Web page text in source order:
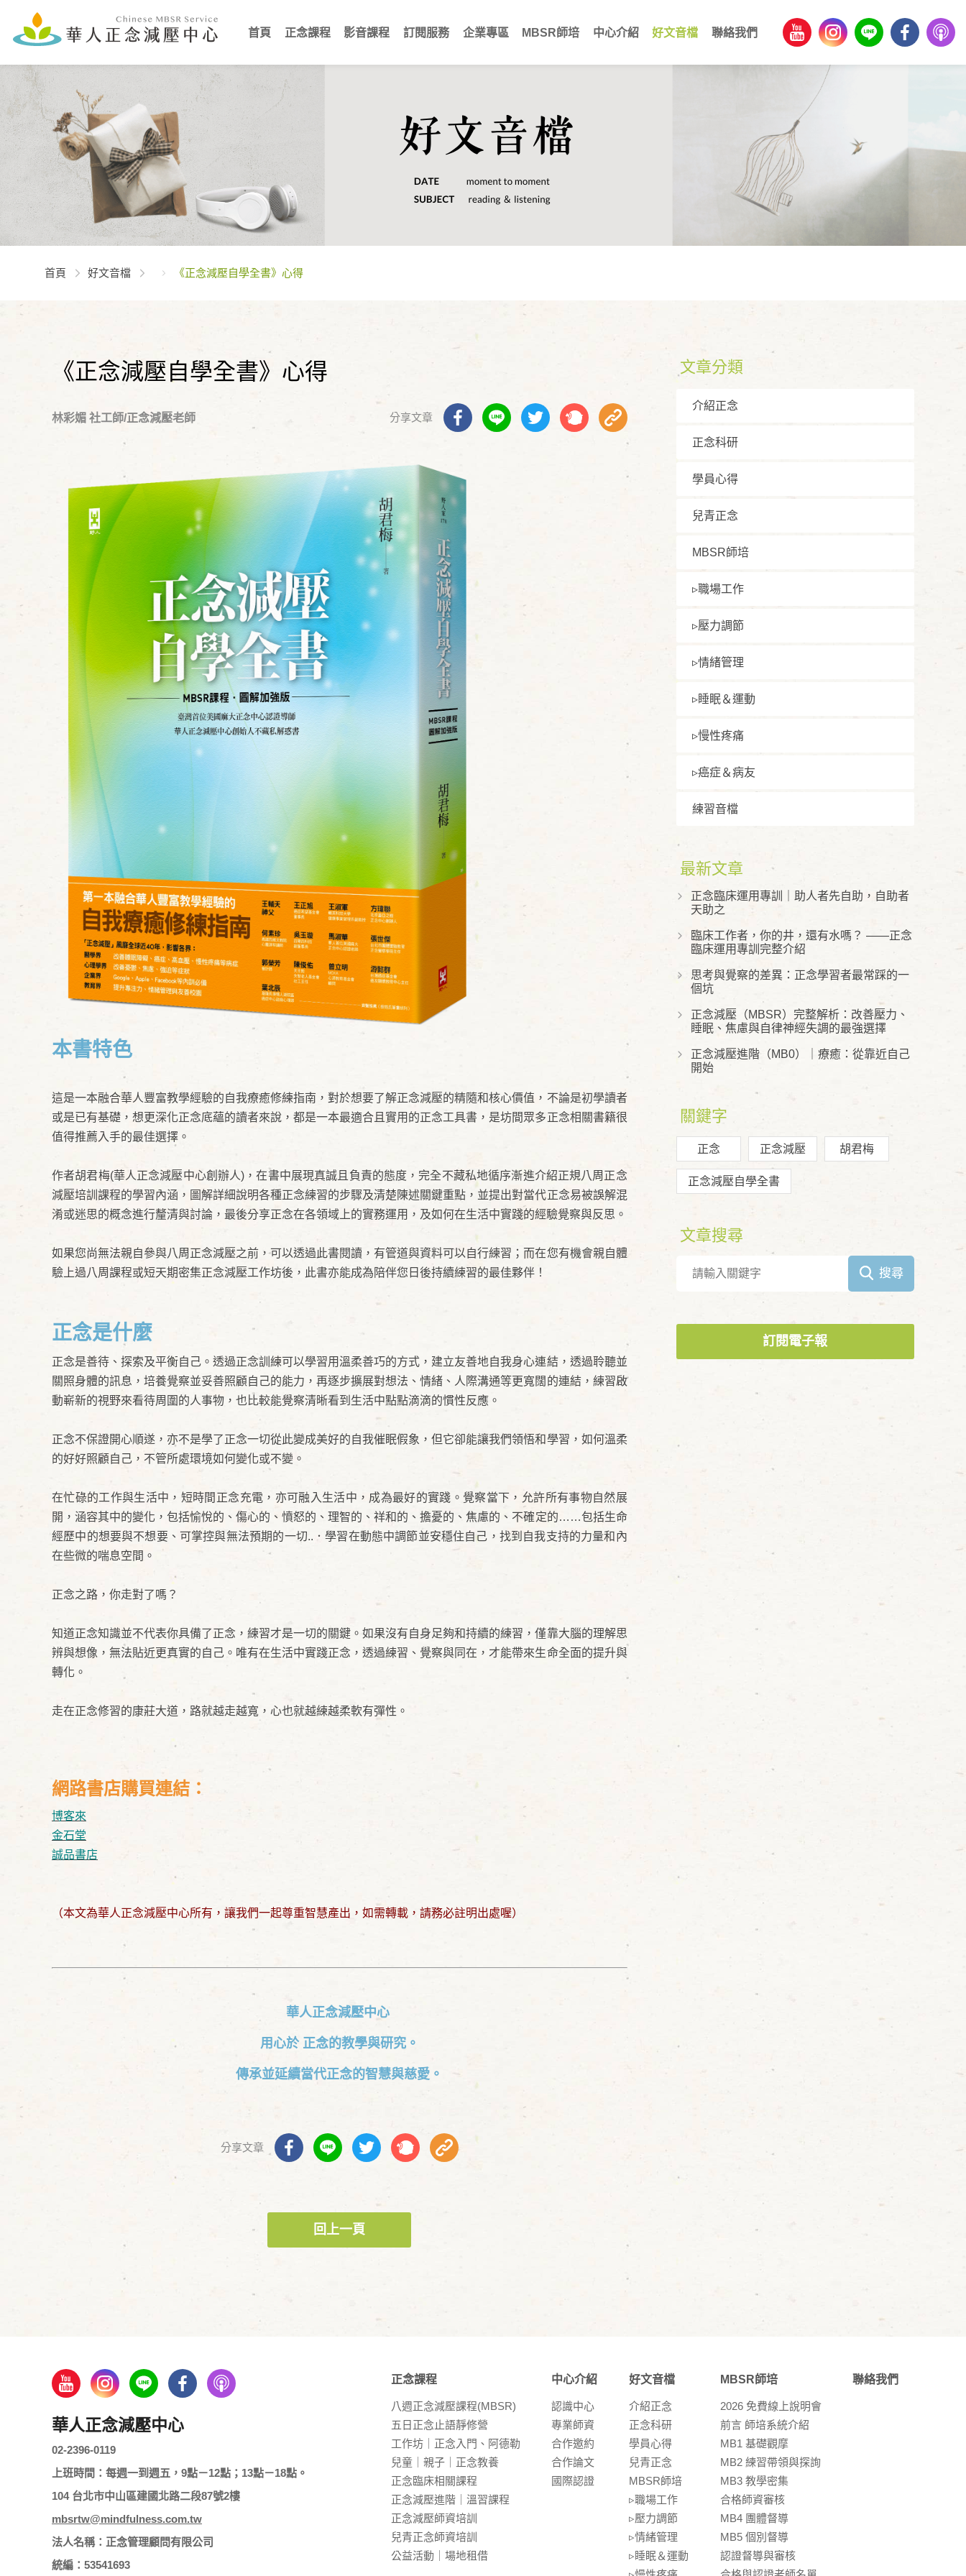
首頁 正念課程 影音課程 訂閱服務 企業專區 MBSR師培 中心介紹 好文音檔 聯絡我們
首頁 好文音檔 《正念減壓自學全書》心得
《正念減壓自學全書》心得
林彩媚 社工師/正念減壓老師 分享文章
本書特色
這是一本融合華人豐富教學經驗的自我療癒修練指南，對於想要了解正念減壓的精隨和核心價值，不論是初學讀者
或是已有基礎，想更深化正念底蘊的讀者來說，都是一本最適合且實用的正念工具書，是坊間眾多正念相關書籍很
值得推薦入手的最佳選擇。
作者胡君梅(華人正念減壓中心創辦人)，在書中展現真誠且負責的態度，完全不藏私地循序漸進介紹正規八周正念
減壓培訓課程的學習內涵，圖解詳細說明各種正念練習的步驟及清楚陳述關鍵重點，並提出對當代正念易被誤解混
淆或迷思的概念進行釐清與討論，最後分享正念在各領域上的實務運用，及如何在生活中實踐的經驗覺察與反思。
如果您尚無法親自參與八周正念減壓之前，可以透過此書閱讀，有管道與資料可以自行練習；而在您有機會親自體
驗上過八周課程或短天期密集正念減壓工作坊後，此書亦能成為陪伴您日後持續練習的最佳夥伴！
正念是什麼
正念是善待、探索及平衡自己。透過正念訓練可以學習用溫柔善巧的方式，建立友善地自我身心連結，透過聆聽並
關照身體的訊息，培養覺察並妥善照顧自己的能力，再逐步擴展對想法、情緒、人際溝通等更寬闊的連結，練習啟
動嶄新的視野來看待周圍的人事物，也比較能覺察清晰看到生活中點點滴滴的慣性反應。
正念不保證開心順遂，亦不是學了正念一切從此變成美好的自我催眠假象，但它卻能讓我們領悟和學習，如何溫柔
的好好照顧自己，不管所處環境如何變化或不變。
在忙碌的工作與生活中，短時間正念充電，亦可融入生活中，成為最好的實踐。覺察當下，允許所有事物自然展
開，涵容其中的變化，包括愉悅的、傷心的、憤怒的、理智的、祥和的、擔憂的、焦慮的、不確定的……包括生命
經歷中的想要與不想要、可掌控與無法預期的一切..．學習在動態中調節並安穩住自己，找到自我支持的力量和內
在些微的喘息空間。
正念之路，你走對了嗎？
知道正念知識並不代表你具備了正念，練習才是一切的關鍵。如果沒有自身足夠和持續的練習，僅靠大腦的理解思
辨與想像，無法貼近更真實的自己。唯有在生活中實踐正念，透過練習、覺察與同在，才能帶來生命全面的提升與
轉化。
走在正念修習的康莊大道，路就越走越寬，心也就越練越柔軟有彈性。
網路書店購買連結：
博客來
金石堂
誠品書店
（本文為華人正念減壓中心所有，讓我們一起尊重智慧產出，如需轉載，請務必註明出處喔）
華人正念減壓中心
用心於 正念的教學與研究。
傳承並延續當代正念的智慧與慈愛。
分享文章
回上一頁
文章分類
介紹正念
正念科研
學員⼼得
兒青正念
MBSR師培
▹職場⼯作
▹壓⼒調節
▹情緒管理
▹睡眠＆運動
▹慢性疼痛
▹癌症＆病友
練習⾳檔
最新文章
正念臨床運用專訓｜助人者先自助，自助者
天助之
臨床工作者，你的井，還有水嗎？ ——正念
臨床運用專訓完整介紹
思考與覺察的差異：正念學習者最常踩的一
個坑
正念減壓（MBSR）完整解析：改善壓力、
睡眠、焦慮與自律神經失調的最強選擇
正念減壓進階（MB0）｜療癒：從靠近自己
開始
關鍵字
正念 正念減壓 胡君梅
正念減壓自學全書
文章搜尋
搜尋
訂閱電子報
華人正念減壓中心
02-2396-0119
上班時間：每週一到週五，9點－12點；13點－18點。
104 台北市中山區建國北路二段87號2樓
mbsrtw@mindfulness.com.tw
法人名稱：正念管理顧問有限公司
統編：53541693
正念課程
八週正念減壓課程(MBSR)
五⽇正念⽌語靜修營
⼯作坊｜正念入門、阿德勒
兒童｜親⼦｜正念教養
正念臨床相關課程
正念減壓進階｜溫習課程
正念減壓師資培訓
兒青正念師資培訓
公益活動｜場地租借
中心介紹
認識中⼼
專業師資
合作邀約
合作論⽂
國際認證
好文音檔
介紹正念
正念科研
學員⼼得
兒青正念
MBSR師培
▹職場⼯作
▹壓⼒調節
▹情緒管理
▹睡眠＆運動
MBSR師培
2026 免費線上說明會
前言 師培系統介紹
MB1 基礎觀摩
MB2 練習帶領與探詢
MB3 教學密集
合格師資審核
MB4 團體督導
MB5 個別督導
認證督導與審核
聯絡我們